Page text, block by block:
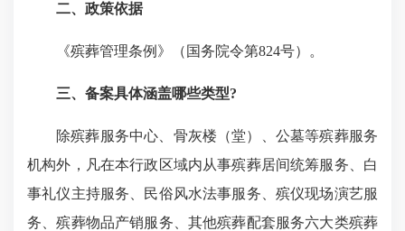
二、政策依据
《殡葬管理条例》（国务院令第824号）。
三、备案具体涵盖哪些类型?
除殡葬服务中心、骨灰楼（堂）、公墓等殡葬服务
机构外，凡在本行政区域内从事殡葬居间统筹服务、白
事礼仪主持服务、民俗风水法事服务、殡仪现场演艺服
务、殡葬物品产销服务、其他殡葬配套服务六大类殡葬